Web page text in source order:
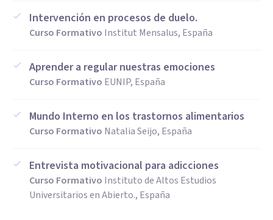
Intervención en procesos de duelo.
Curso Formativo Institut Mensalus, España
Aprender a regular nuestras emociones
Curso Formativo EUNIP, España
Mundo Interno en los trastornos alimentarios
Curso Formativo Natalia Seijo, España
Entrevista motivacional para adicciones
Curso Formativo Instituto de Altos Estudios
Universitarios en Abierto., España